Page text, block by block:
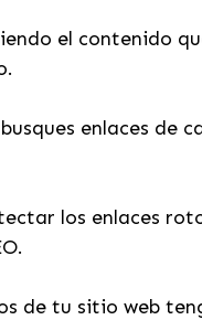
el contenido
enlaces de
los enlaces
de tu sitio web